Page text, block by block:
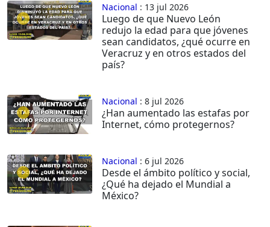
Nacional : 13 jul 2026
Luego de que Nuevo León
redujo la edad para que jóvenes
sean candidatos, ¿qué ocurre en
Veracruz y en otros estados del
país?
Nacional : 8 jul 2026
¿Han aumentado las estafas por
Internet, cómo protegernos?
Nacional : 6 jul 2026
Desde el ámbito político y social,
¿Qué ha dejado el Mundial a
México?